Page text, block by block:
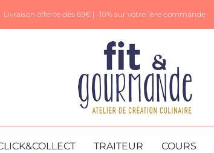
Livraison offerte dès 69€ | -10% sur votre 1ère commande
TRAITEUR COURS